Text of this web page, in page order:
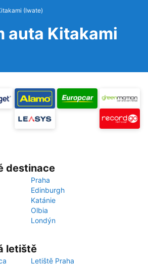
(Iwate)
auta Kitakami
destinace
Praha
Edinburgh
Katánie
Olbia
Londýn
letiště
Letiště Praha